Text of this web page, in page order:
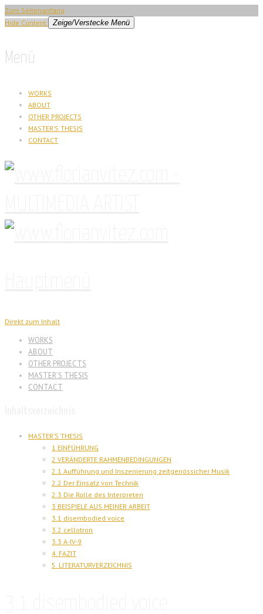
Zum Seitenanfang
Hide Content
Zeige/Verstecke Menü
Menü
WORKS
ABOUT
OTHER PROJECTS
MASTER’S THESIS
CONTACT
Direkt zum Inhalt
WORKS
ABOUT
OTHER PROJECTS
MASTER’S THESIS
CONTACT
MASTER’S THESIS
1 EINFÜHRUNG
2 VERÄNDERTE RAHMENBEDINGUNGEN
2.1 Aufführung und Inszenierung zeitgenössicher Musik
2.2 Der Einsatz von Technik
2.3 Die Rolle des Interpreten
3 BEISPIELE AUS MEINER ARBEIT
3.1 disembodied voice
3.2 cellotron
3.3 A-IV-9
4. FAZIT
5. LITERATURVERZEICHNIS